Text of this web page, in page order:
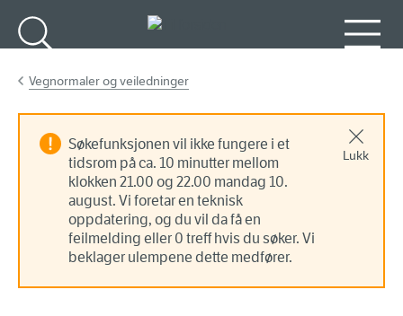
Vegnormaler og veiledninger
Søkefunksjonen vil ikke fungere i et
tidsrom på ca. 10 minutter mellom
klokken 21.00 og 22.00 mandag 10.
august. Vi foretar en teknisk
oppdatering, og du vil da få en
feilmelding eller 0 treff hvis du søker. Vi
beklager ulempene dette medfører.
Lukk